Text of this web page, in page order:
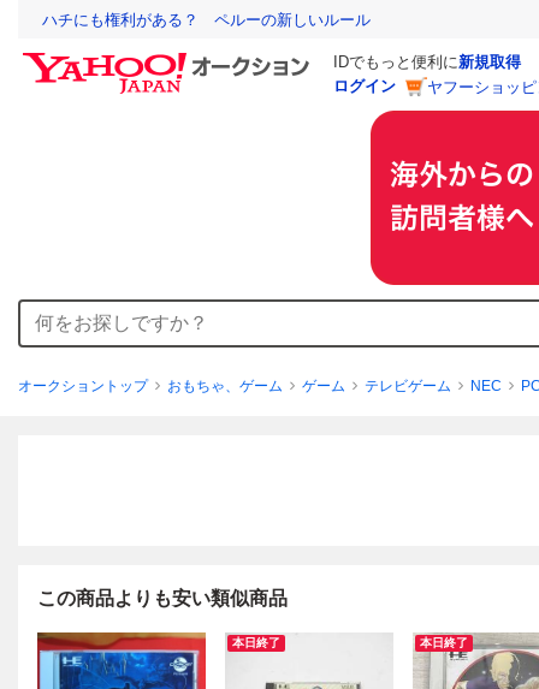
ハチにも権利がある？ ペルーの新しいルール
IDでもっと便利に新規取得
ログイン
ヤフーショッ
オークショントップ おもちゃ、ゲーム ゲーム テレビゲーム NEC
この商品よりも安い類似商品
本日終了 本日終了